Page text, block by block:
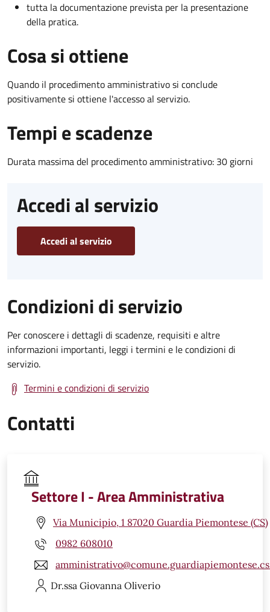
tutta la documentazione prevista per la presentazione
della pratica.
Cosa si ottiene
Quando il procedimento amministrativo si conclude
positivamente si ottiene l'accesso al servizio.
Tempi e scadenze
Durata massima del procedimento amministrativo: 30 giorni
Accedi al servizio
Accedi al servizio
Condizioni di servizio
Per conoscere i dettagli di scadenze, requisiti e altre
informazioni importanti, leggi i termini e le condizioni di
servizio.
Termini e condizioni di servizio
Contatti
Settore I - Area Amministrativa
Via Municipio, 1 87020 Guardia Piemontese (CS)
0982 608010
Dr.ssa Giovanna Oliverio